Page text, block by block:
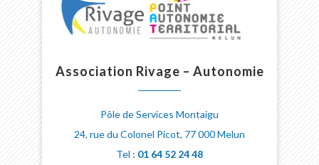
Association Rivage – Autonomie
Pôle de Services Montaigu
24, rue du Colonel Picot, 77 000 Melun
Tel : 01 64 52 24 48